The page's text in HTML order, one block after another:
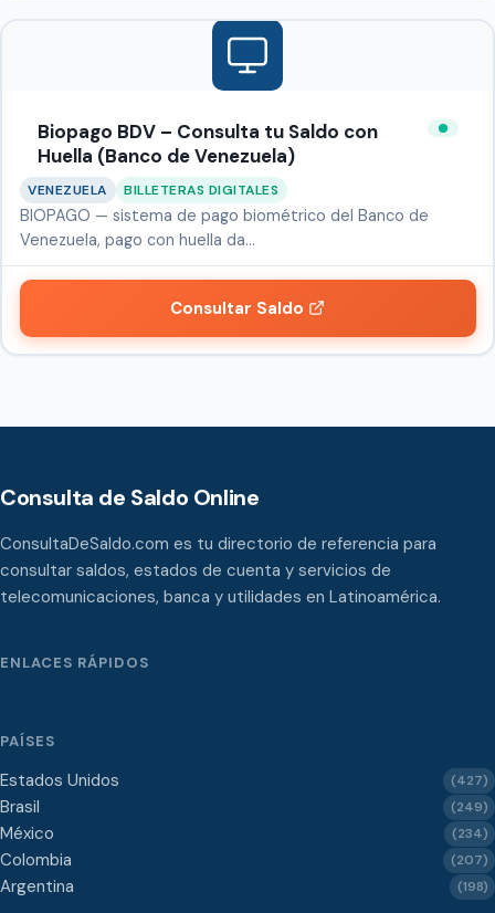
Biopago BDV – Consulta tu Saldo con
Huella (Banco de Venezuela)
VENEZUELA BILLETERAS DIGITALES
BIOPAGO — sistema de pago biométrico del Banco de
Venezuela, pago con huella da…
Consultar Saldo
Consulta de Saldo Online
ConsultaDeSaldo.com es tu directorio de referencia para
consultar saldos, estados de cuenta y servicios de
telecomunicaciones, banca y utilidades en Latinoamérica.
ENLACES RÁPIDOS
PAÍSES
Estados Unidos (427)
Brasil (249)
México (234)
Colombia (207)
Argentina (198)